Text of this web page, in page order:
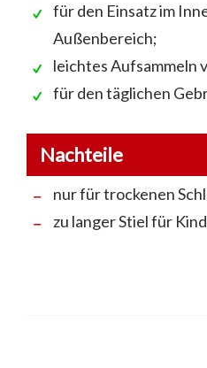
für den Einsatz im
Außenbereich;
leichtes Aufsammeln
für den täglichen
Nachteile
nur für trockenen
zu langer Stiel für